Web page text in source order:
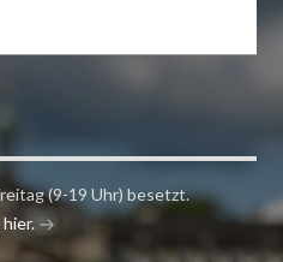
(9-19 Uhr) besetzt.